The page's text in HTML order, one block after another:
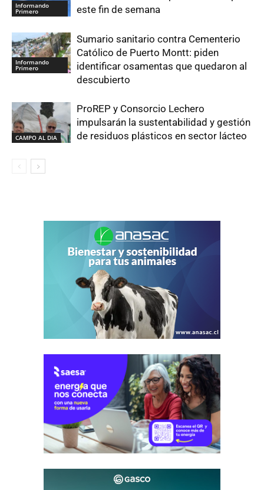
Informando
Primero
este fin de semana
Informando
Primero
Sumario sanitario contra Cementerio
Católico de Puerto Montt: piden
identificar osamentas que quedaron al
descubierto
CAMPO AL DIA
ProREP y Consorcio Lechero
impulsarán la sustentabilidad y gestión
de residuos plásticos en sector lácteo